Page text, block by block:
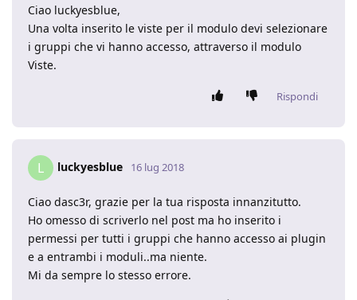
Ciao luckyesblue,
Una volta inserito le viste per il modulo devi selezionare
i gruppi che vi hanno accesso, attraverso il modulo
Viste.
Rispondi
L luckyesblue 16 lug 2018
Ciao dasc3r, grazie per la tua risposta innanzitutto.
Ho omesso di scriverlo nel post ma ho inserito i
permessi per tutti i gruppi che hanno accesso ai plugin
e a entrambi i moduli..ma niente.
Mi da sempre lo stesso errore.